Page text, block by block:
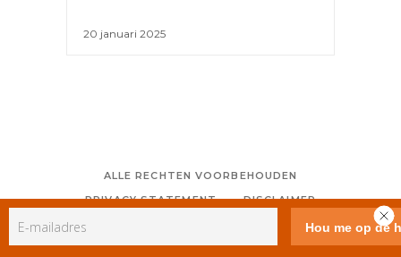
20 januari 2025
ALLE RECHTEN VOORBEHOUDEN
PRIVACY STATEMENT
DISCLAIMER
GEBRUIKERSVOORWAARDEN